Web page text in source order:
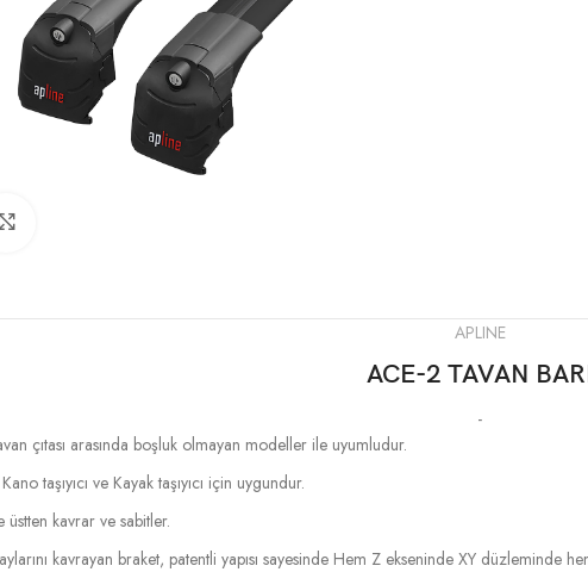
APLINE
ACE-2 TAVAN
-
çıtası arasında boşluk olmayan modeller ile uyumludur.
taşıyıcı ve Kayak taşıyıcı için uygundur.
üstten kavrar ve sabitler.
kavrayan braket, patentli yapısı sayesinde Hem Z ekseninde XY düzleminde